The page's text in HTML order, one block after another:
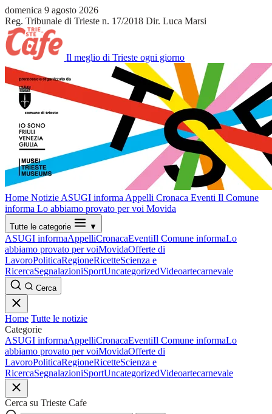
domenica 9 agosto 2026
Reg. Tribunale di Trieste n. 17/2018 Dir. Luca Marsi
Il meglio di Trieste ogni giorno
Home Notizie ASUGI informa Appelli Cronaca Eventi Il Comune
informa Lo abbiamo provato per voi Movida
Tutte le categorie ▼
ASUGI informaAppelliCronacaEventiIl Comune informaLo
abbiamo provato per voiMovidaOfferte di
LavoroPoliticaRegioneRicetteScienza e
RicercaSegnalazioniSportUncategorizedVideoartecarnevale
Cerca
Home Tutte le notizie
Categorie
ASUGI informaAppelliCronacaEventiIl Comune informaLo
abbiamo provato per voiMovidaOfferte di
LavoroPoliticaRegioneRicetteScienza e
RicercaSegnalazioniSportUncategorizedVideoartecarnevale
Cerca su Trieste Cafe